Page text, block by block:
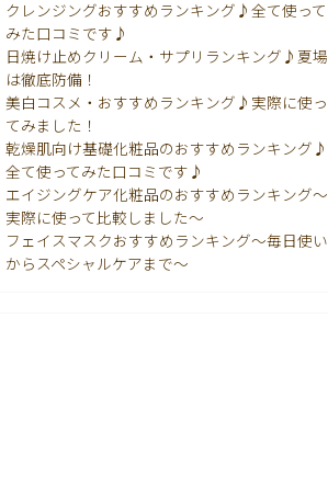
クレンジングおすすめランキング♪全て使って
みた口コミです♪
日焼け止めクリーム・サプリランキング♪夏場
は徹底防備！
美白コスメ・おすすめランキング♪実際に使っ
てみました！
乾燥肌向け基礎化粧品のおすすめランキング♪
全て使ってみた口コミです♪
エイジングケア化粧品のおすすめランキング〜
実際に使って比較しました〜
フェイスマスクおすすめランキング〜毎日使い
からスペシャルケアまで〜